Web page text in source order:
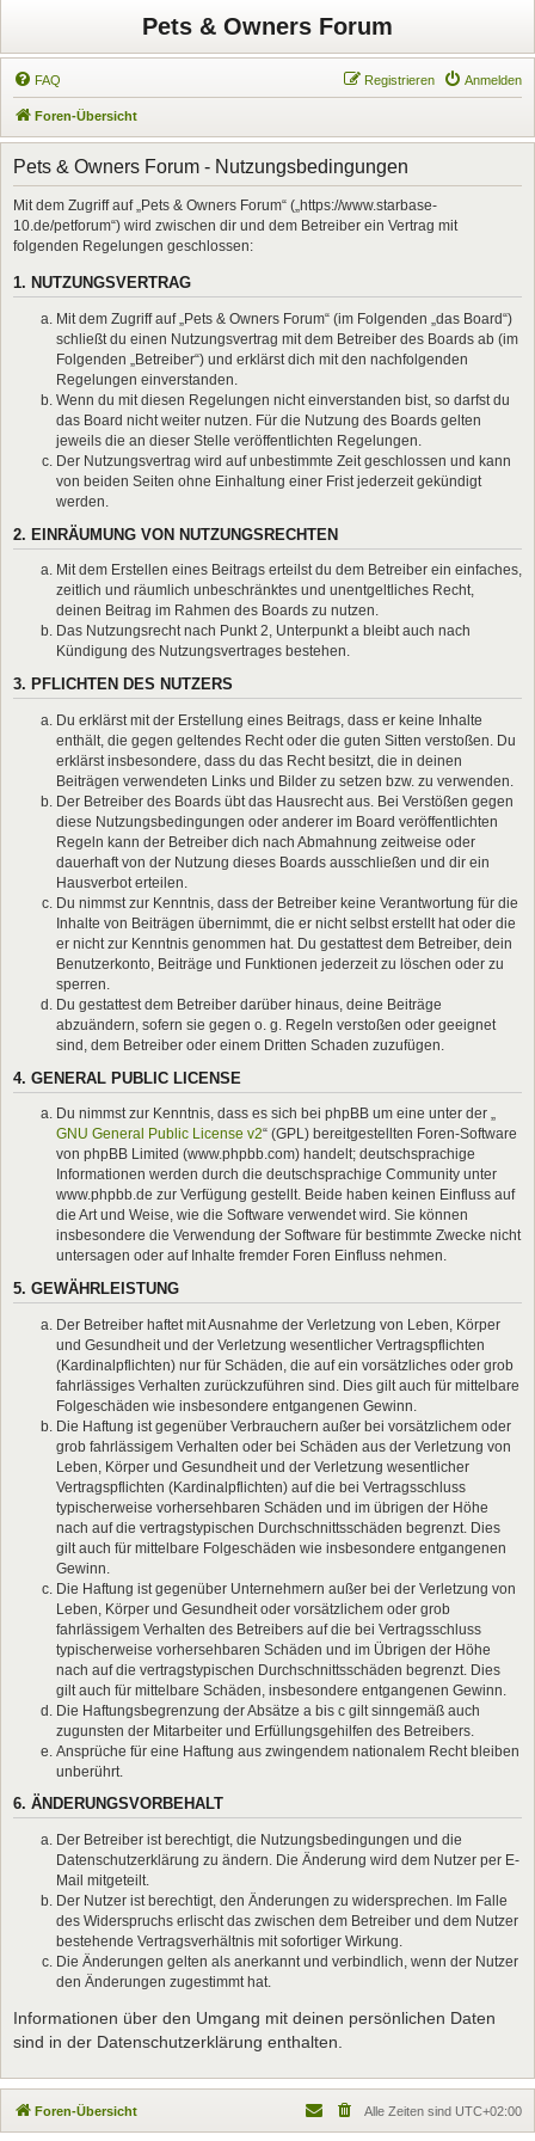
Pets & Owners Forum
FAQ Anmelden
Registrieren
Foren-Übersicht
Pets & Owners Forum - Nutzungsbedingungen
Mit dem Zugriff auf „Pets & Owners Forum“ („https://www.starbase-
10.de/petforum“) wird zwischen dir und dem Betreiber ein Vertrag mit
folgenden Regelungen geschlossen:
1. NUTZUNGSVERTRAG
Mit dem Zugriff auf „Pets & Owners Forum“ (im Folgenden „das Board“)
schließt du einen Nutzungsvertrag mit dem Betreiber des Boards ab (im
Folgenden „Betreiber“) und erklärst dich mit den nachfolgenden
Regelungen einverstanden.
Wenn du mit diesen Regelungen nicht einverstanden bist, so darfst du
das Board nicht weiter nutzen. Für die Nutzung des Boards gelten
jeweils die an dieser Stelle veröffentlichten Regelungen.
Der Nutzungsvertrag wird auf unbestimmte Zeit geschlossen und kann
von beiden Seiten ohne Einhaltung einer Frist jederzeit gekündigt
werden.
2. EINRÄUMUNG VON NUTZUNGSRECHTEN
Mit dem Erstellen eines Beitrags erteilst du dem Betreiber ein einfaches,
zeitlich und räumlich unbeschränktes und unentgeltliches Recht,
deinen Beitrag im Rahmen des Boards zu nutzen.
Das Nutzungsrecht nach Punkt 2, Unterpunkt a bleibt auch nach
Kündigung des Nutzungsvertrages bestehen.
3. PFLICHTEN DES NUTZERS
Du erklärst mit der Erstellung eines Beitrags, dass er keine Inhalte
enthält, die gegen geltendes Recht oder die guten Sitten verstoßen. Du
erklärst insbesondere, dass du das Recht besitzt, die in deinen
Beiträgen verwendeten Links und Bilder zu setzen bzw. zu verwenden.
Der Betreiber des Boards übt das Hausrecht aus. Bei Verstößen gegen
diese Nutzungsbedingungen oder anderer im Board veröffentlichten
Regeln kann der Betreiber dich nach Abmahnung zeitweise oder
dauerhaft von der Nutzung dieses Boards ausschließen und dir ein
Hausverbot erteilen.
Du nimmst zur Kenntnis, dass der Betreiber keine Verantwortung für die
Inhalte von Beiträgen übernimmt, die er nicht selbst erstellt hat oder die
er nicht zur Kenntnis genommen hat. Du gestattest dem Betreiber, dein
Benutzerkonto, Beiträge und Funktionen jederzeit zu löschen oder zu
sperren.
Du gestattest dem Betreiber darüber hinaus, deine Beiträge
abzuändern, sofern sie gegen o. g. Regeln verstoßen oder geeignet
sind, dem Betreiber oder einem Dritten Schaden zuzufügen.
4. GENERAL PUBLIC LICENSE
Du nimmst zur Kenntnis, dass es sich bei phpBB um eine unter der „
GNU General Public License v2“ (GPL) bereitgestellten Foren-Software
von phpBB Limited (www.phpbb.com) handelt; deutschsprachige
Informationen werden durch die deutschsprachige Community unter
www.phpbb.de zur Verfügung gestellt. Beide haben keinen Einfluss auf
die Art und Weise, wie die Software verwendet wird. Sie können
insbesondere die Verwendung der Software für bestimmte Zwecke nicht
untersagen oder auf Inhalte fremder Foren Einfluss nehmen.
5. GEWÄHRLEISTUNG
Der Betreiber haftet mit Ausnahme der Verletzung von Leben, Körper
und Gesundheit und der Verletzung wesentlicher Vertragspflichten
(Kardinalpflichten) nur für Schäden, die auf ein vorsätzliches oder grob
fahrlässiges Verhalten zurückzuführen sind. Dies gilt auch für mittelbare
Folgeschäden wie insbesondere entgangenen Gewinn.
Die Haftung ist gegenüber Verbrauchern außer bei vorsätzlichem oder
grob fahrlässigem Verhalten oder bei Schäden aus der Verletzung von
Leben, Körper und Gesundheit und der Verletzung wesentlicher
Vertragspflichten (Kardinalpflichten) auf die bei Vertragsschluss
typischerweise vorhersehbaren Schäden und im übrigen der Höhe
nach auf die vertragstypischen Durchschnittsschäden begrenzt. Dies
gilt auch für mittelbare Folgeschäden wie insbesondere entgangenen
Gewinn.
Die Haftung ist gegenüber Unternehmern außer bei der Verletzung von
Leben, Körper und Gesundheit oder vorsätzlichem oder grob
fahrlässigem Verhalten des Betreibers auf die bei Vertragsschluss
typischerweise vorhersehbaren Schäden und im Übrigen der Höhe
nach auf die vertragstypischen Durchschnittsschäden begrenzt. Dies
gilt auch für mittelbare Schäden, insbesondere entgangenen Gewinn.
Die Haftungsbegrenzung der Absätze a bis c gilt sinngemäß auch
zugunsten der Mitarbeiter und Erfüllungsgehilfen des Betreibers.
Ansprüche für eine Haftung aus zwingendem nationalem Recht bleiben
unberührt.
6. ÄNDERUNGSVORBEHALT
Der Betreiber ist berechtigt, die Nutzungsbedingungen und die
Datenschutzerklärung zu ändern. Die Änderung wird dem Nutzer per E-
Mail mitgeteilt.
Der Nutzer ist berechtigt, den Änderungen zu widersprechen. Im Falle
des Widerspruchs erlischt das zwischen dem Betreiber und dem Nutzer
bestehende Vertragsverhältnis mit sofortiger Wirkung.
Die Änderungen gelten als anerkannt und verbindlich, wenn der Nutzer
den Änderungen zugestimmt hat.
Informationen über den Umgang mit deinen persönlichen Daten
sind in der Datenschutzerklärung enthalten.
Foren-Übersicht Alle Zeiten sind UTC+02:00